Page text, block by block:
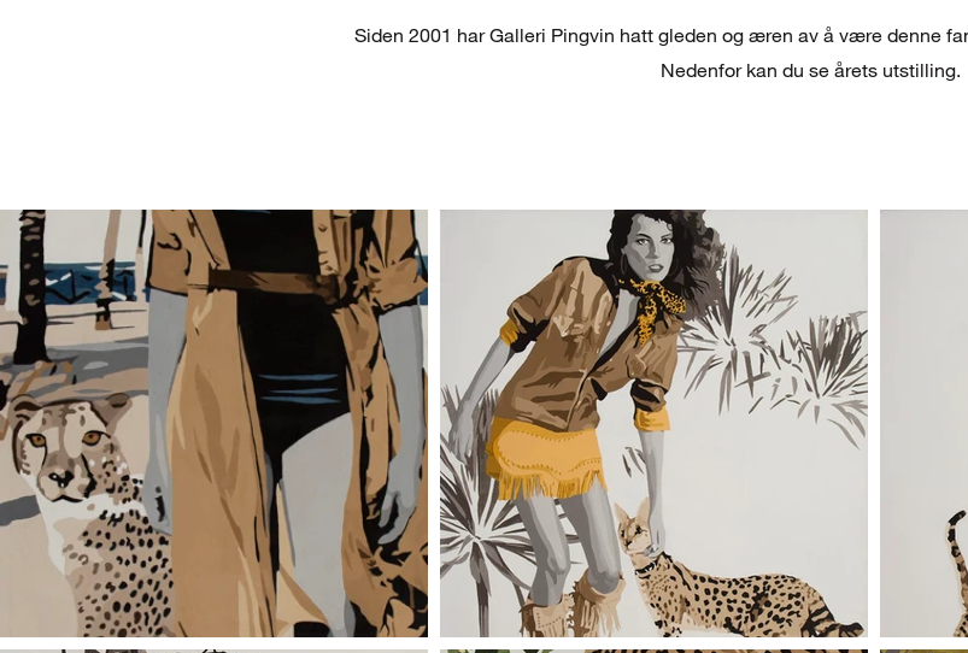
Siden 2001 har Galleri Pingvin hatt gleden og æren av å være denne
Nedenfor kan du se årets utstilling.